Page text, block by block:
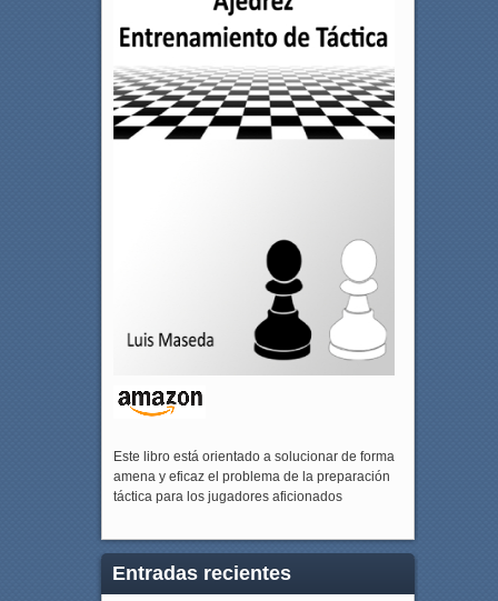
Este libro está orientado a solucionar de forma
amena y eficaz el problema de la preparación
táctica para los jugadores aficionados
Entradas recientes